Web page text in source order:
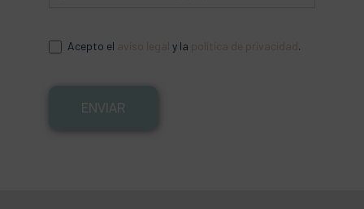
Acepto el y la .
ENVIAR